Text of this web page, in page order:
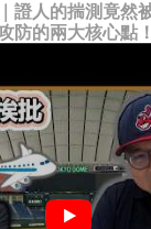
證人的揣測竟然
防的兩大核心點！